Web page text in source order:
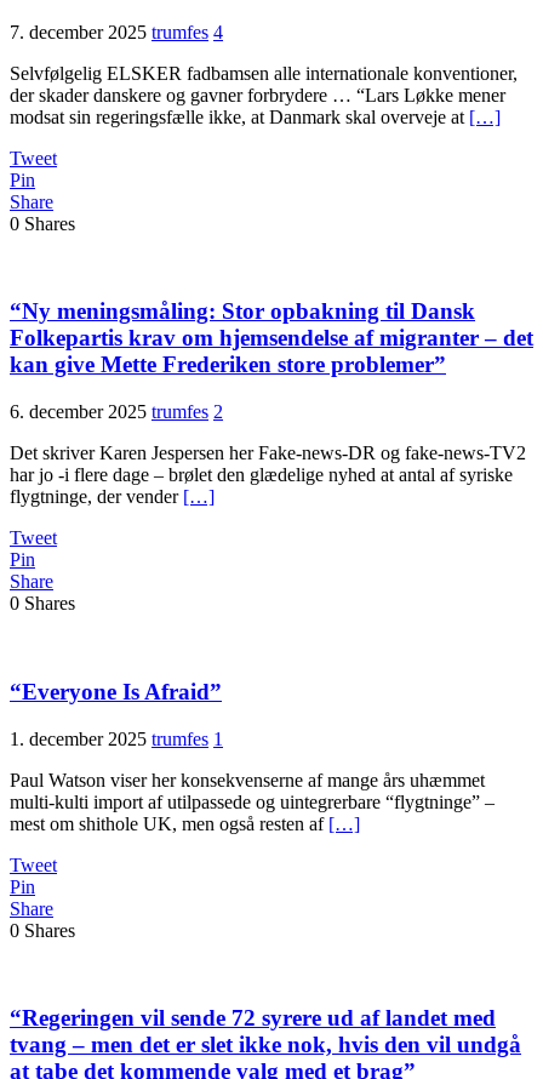
7. december 2025 trumfes 4
Selvfølgelig ELSKER fadbamsen alle internationale konventioner,
der skader danskere og gavner forbrydere … “Lars Løkke mener
modsat sin regeringsfælle ikke, at Danmark skal overveje at […]
Tweet
Pin
Share
0 Shares
“Ny meningsmåling: Stor opbakning til Dansk
Folkepartis krav om hjemsendelse af migranter – det
kan give Mette Frederiken store problemer”
6. december 2025 trumfes 2
Det skriver Karen Jespersen her Fake-news-DR og fake-news-TV2
har jo -i flere dage – brølet den glædelige nyhed at antal af syriske
flygtninge, der vender […]
Tweet
Pin
Share
0 Shares
“Everyone Is Afraid”
1. december 2025 trumfes 1
Paul Watson viser her konsekvenserne af mange års uhæmmet
multi-kulti import af utilpassede og uintegrerbare “flygtninge” –
mest om shithole UK, men også resten af […]
Tweet
Pin
Share
0 Shares
“Regeringen vil sende 72 syrere ud af landet med
tvang – men det er slet ikke nok, hvis den vil undgå
at tabe det kommende valg med et brag”